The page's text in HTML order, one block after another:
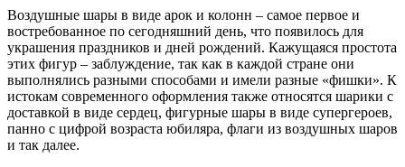
Воздушные шары в виде арок и колонн – самое первое и
востребованное по сегодняшний день, что появилось для
украшения праздников и дней рождений. Кажущаяся простота
этих фигур – заблуждение, так как в каждой стране они
выполнялись разными способами и имели разные «фишки». К
истокам современного оформления также относятся шарики с
доставкой в виде сердец, фигурные шары в виде супергероев,
панно с цифрой возраста юбиляра, флаги из воздушных шаров
и так далее.